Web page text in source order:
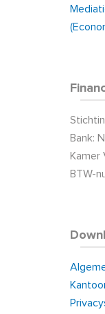
Bank:
Kamer
BTW-